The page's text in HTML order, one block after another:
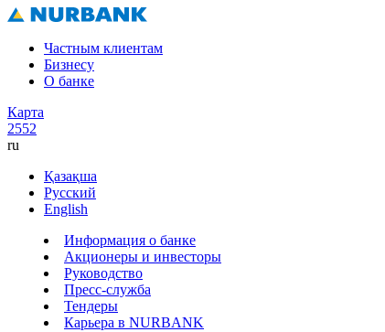
Частным клиентам
Бизнесу
О банке
Карта
2552
ru
Қазақша
Русский
English
Информация о банке
Акционеры и инвесторы
Руководство
Пресс-служба
Тендеры
Карьера в NURBANK